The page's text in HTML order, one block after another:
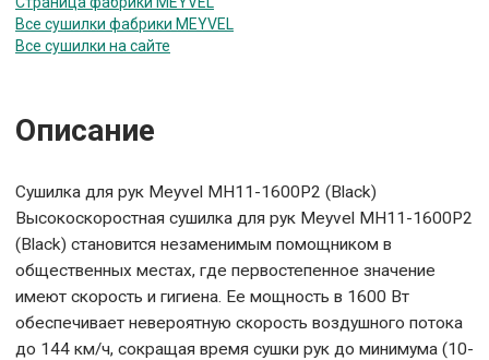
Все сушилки фабрики MEYVEL
Все сушилки на сайте
Описание
Сушилка для рук Meyvel MH11-1600P2 (Black)
Высокоскоростная сушилка для рук Meyvel MH11-1600P2
(Black) становится незаменимым помощником в
общественных местах, где первостепенное значение
имеют скорость и гигиена. Ее мощность в 1600 Вт
обеспечивает невероятную скорость воздушного потока
до 144 км/ч, сокращая время сушки рук до минимума (10-